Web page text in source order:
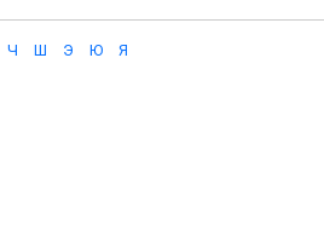
Ч Ш Э Ю Я